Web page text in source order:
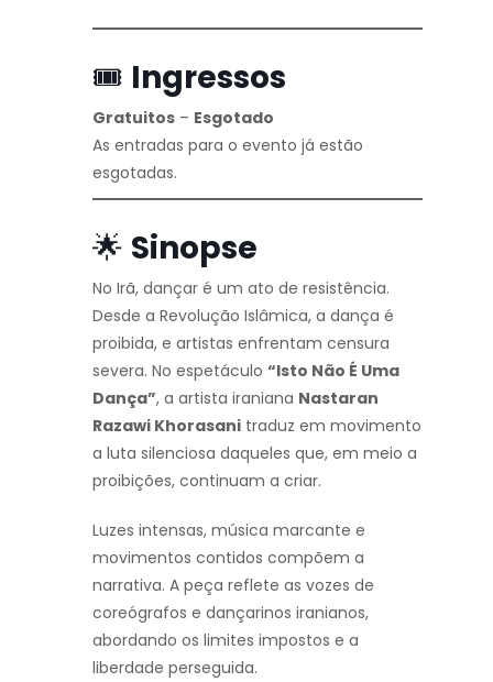
🎟️ Ingressos
Gratuitos – Esgotado
As entradas para o evento já estão
esgotadas.
🌟 Sinopse
No Irã, dançar é um ato de resistência.
Desde a Revolução Islâmica, a dança é
proibida, e artistas enfrentam censura
severa. No espetáculo “Isto Não É Uma
Dança”, a artista iraniana Nastaran
Razawi Khorasani traduz em movimento
a luta silenciosa daqueles que, em meio a
proibições, continuam a criar.
Luzes intensas, música marcante e
movimentos contidos compõem a
narrativa. A peça reflete as vozes de
coreógrafos e dançarinos iranianos,
abordando os limites impostos e a
liberdade perseguida.